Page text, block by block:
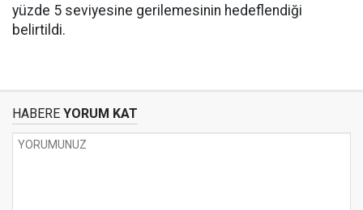
yüzde 5 seviyesine gerilemesinin hedeflendiği
belirtildi.
HABERE YORUM KAT